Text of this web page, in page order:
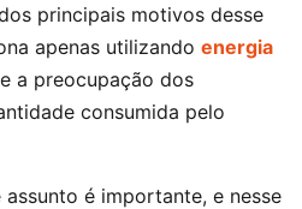
principais motivos desse
apenas utilizando energia
a preocupação dos
consumida pelo
é importante, e nesse